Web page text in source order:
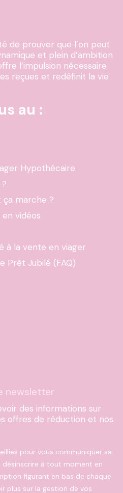
de prouver que l’on peut
et plein d’ambition
l’impulsion nécessaire
reçues et redéfinit la vie
au :
Hypothécaire
ça marche ?
vidéos
à la vente en viager
Prêt Jubilé (FAQ)
newsletter
des informations sur
offres de réduction et nos
pour vous communiquer sa
désinscrire à tout moment en
figurant en bas de chaque
plus sur la gestion de vos